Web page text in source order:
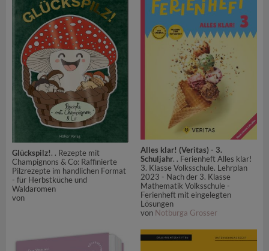
Glückspilz!. . Rezepte mit
Champignons & Co: Raffinierte
Pilzrezepte im handlichen Format
- für Herbstküche und
Waldaromen
von
Alles klar! (Veritas) - 3.
Schuljahr. . Ferienheft Alles klar!
3. Klasse Volksschule. Lehrplan
2023 - Nach der 3. Klasse
Mathematik Volksschule -
Ferienheft mit eingelegten
Lösungen
von Notburga Grosser